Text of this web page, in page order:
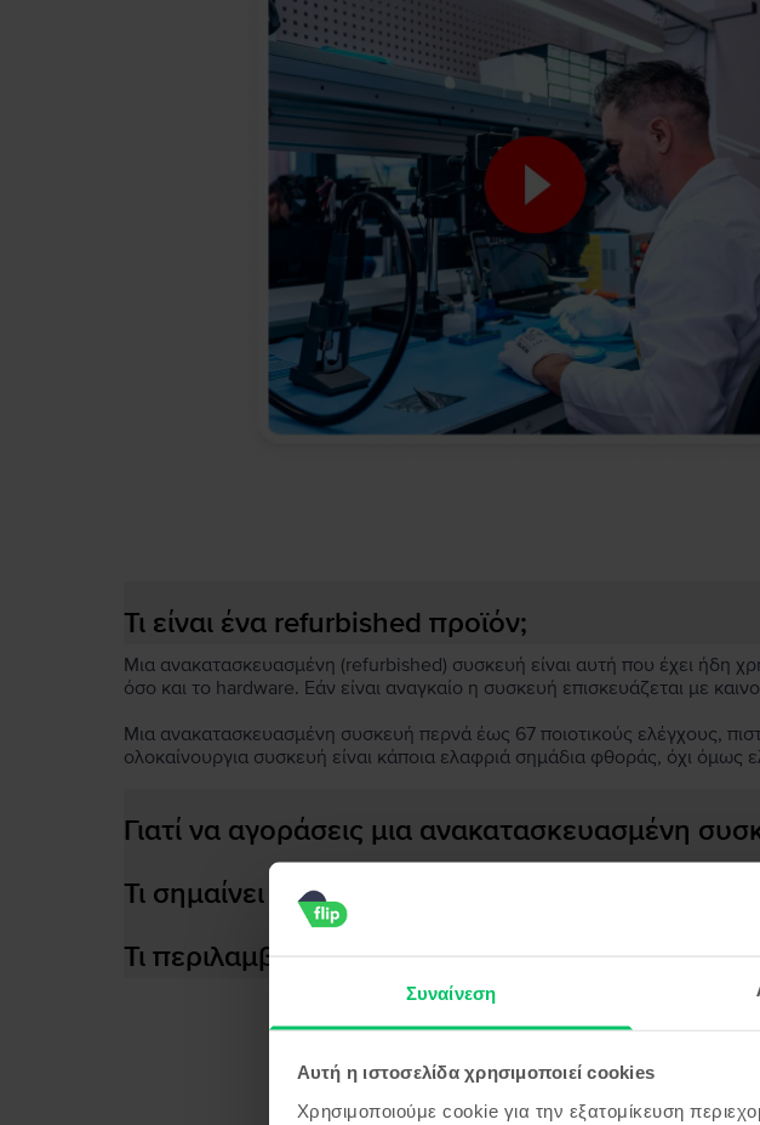
Συναίνεση
Αυτή η ιστοσελίδα χρησιμοποιεί cookies
Χρησιμοποιούμε cookie για την εξατομίκευση
Τι είναι ένα refurbished προϊόν;
Μια ανακατασκευασμένη (refurbished) συσκευή είναι αυτή που έχει ήδη
όσο και το hardware. Εάν είναι αναγκαίο η συσκευή επισκευάζεται με
Μια ανακατασκευασμένη συσκευή περνά έως 67 ποιοτικούς ελέγχους,
ολοκαίνουργια συσκευή είναι κάποια ελαφριά σημάδια φθοράς, όχι
Γιατί να αγοράσεις μια ανακατασκευασμένη
Τι σημαίνει αποδοτική μπαταρία;
Τι περιλαμβάνεται στο κουτί της συσκευής;
Προϊόντα